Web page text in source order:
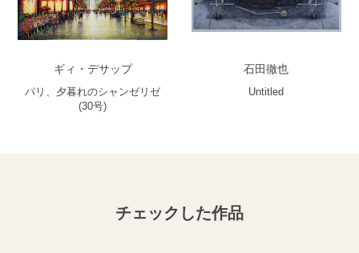
ギィ・デサップ
パリ、夕暮れのシャンゼリゼ
(30号)
石田徹也
Untitled
チェックした作品